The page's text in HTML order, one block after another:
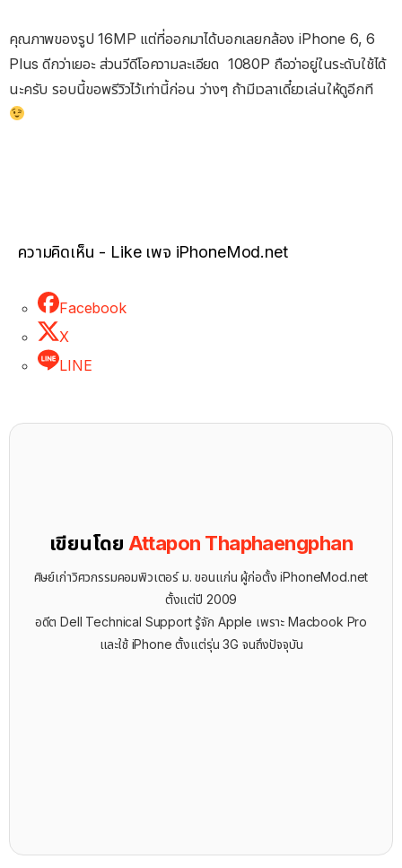
คุณภาพของรูป 16MP แต่ที่ออกมาได้บอกเลยกล้อง iPhone 6, 6
Plus ดีกว่าเยอะ ส่วนวีดีโอความละเอียด 1080P ถือว่าอยู่ในระดับใช้ได้
นะครับ รอบนี้ขอพรีวิวไว้เท่านี้ก่อน ว่างๆ ถ้ามีเวลาเดี๋ยวเล่นให้ดูอีกที
ความคิดเห็น - Like เพจ iPhoneMod.net
Facebook
X
LINE
เขียนโดย Attapon Thaphaengphan
ศิษย์เก่าวิศวกรรมคอมพิวเตอร์ ม. ขอนแก่น ผู้ก่อตั้ง iPhoneMod.net
ตั้งแต่ปี 2009
อดีต Dell Technical Support รู้จัก ​Apple เพราะ Macbook Pro
และใช้ iPhone ตั้งแต่รุ่น 3G จนถึงปัจจุบัน